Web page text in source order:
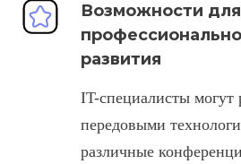
Возможности для
развития
IT-специалисты могут
передовыми
различные